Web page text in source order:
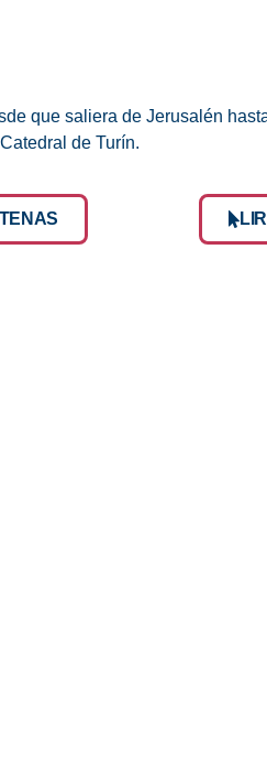
que saliera de Jerusalén
de Turín.